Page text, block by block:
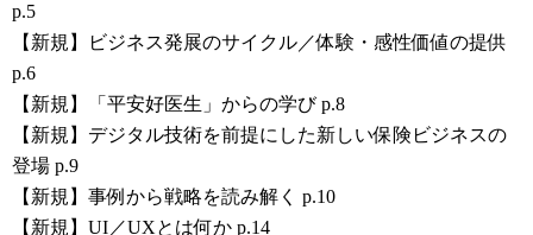
p.5
【新規】ビジネス発展のサイクル／体験・感性価値の提供
p.6
【新規】「平安好医生」からの学び p.8
【新規】デジタル技術を前提にした新しい保険ビジネスの
登場 p.9
【新規】事例から戦略を読み解く p.10
【新規】UI／UXとは何か p.14